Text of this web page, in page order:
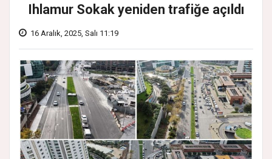
Ihlamur Sokak yeniden trafiğe açıldı
16 Aralık, 2025, Salı 11:19